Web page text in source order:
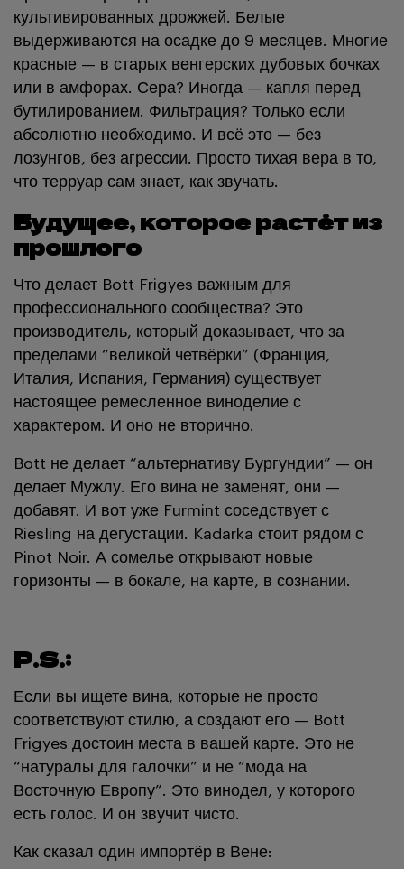
культивированных дрожжей. Белые
выдерживаются на осадке до 9 месяцев. Многие
красные — в старых венгерских дубовых бочках
или в амфорах. Сера? Иногда — капля перед
бутилированием. Фильтрация? Только если
абсолютно необходимо. И всё это — без
лозунгов, без агрессии. Просто тихая вера в то,
что терруар сам знает, как звучать.
Будущее, которое растёт из
прошлого
Что делает Bott Frigyes важным для
профессионального сообщества? Это
производитель, который доказывает, что за
пределами “великой четвёрки” (Франция,
Италия, Испания, Германия) существует
настоящее ремесленное виноделие с
характером. И оно не вторично.
Bott не делает “альтернативу Бургундии” — он
делает Мужлу. Его вина не заменят, они —
добавят. И вот уже Furmint соседствует с
Riesling на дегустации. Kadarka стоит рядом с
Pinot Noir. А сомелье открывают новые
горизонты — в бокале, на карте, в сознании.
P.S.:
Если вы ищете вина, которые не просто
соответствуют стилю, а создают его — Bott
Frigyes достоин места в вашей карте. Это не
“натуралы для галочки” и не “мода на
Восточную Европу”. Это винодел, у которого
есть голос. И он звучит чисто.
Как сказал один импортёр в Вене: